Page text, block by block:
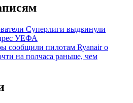
Суперлиги выдвинули
УЕФА
сообщили пилотам Ryanair о
на полчаса раньше, чем